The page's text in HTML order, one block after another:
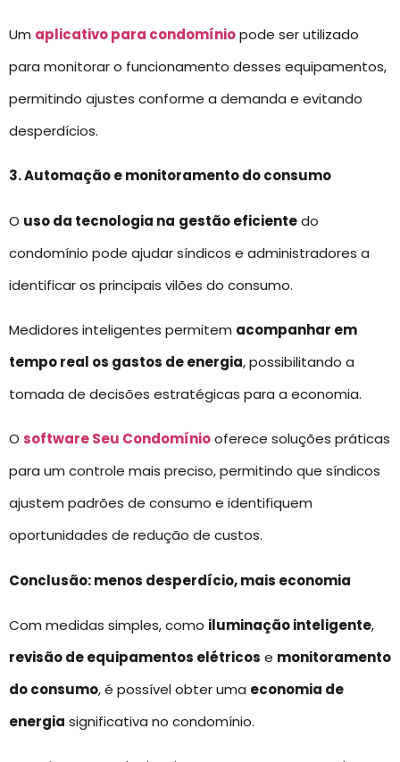
Um aplicativo para condomíniopode ser utilizado
para monitorar o funcionamento desses equipamentos,
permitindo ajustes conforme a demanda e evitando
desperdícios.
3. Automação e monitoramento do consumo
O uso da tecnologia na gestão eficientedo
condomínio pode ajudar síndicos e administradores a
identificar os principais vilões do consumo.
Medidores inteligentes permitem acompanhar em
tempo real os gastos de energia, possibilitando a
tomada de decisões estratégicas para a economia.
O software Seu Condomíniooferece soluções práticas
para um controle mais preciso, permitindo que síndicos
ajustem padrões de consumo e identifiquem
oportunidades de redução de custos.
Conclusão: menos desperdício, mais economia
Com medidas simples, como iluminação inteligente,
revisão de equipamentos elétricos e monitoramento
do consumo, é possível obter uma economia de
energia significativa no condomínio.